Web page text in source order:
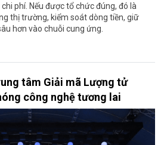
phí. Nếu được tổ chức đúng, đó là
thị trường, kiểm soát dòng tiền, giữ
hơn vào chuỗi cung ứng.
tâm Giải mã Lượng tử
công nghệ tương lai